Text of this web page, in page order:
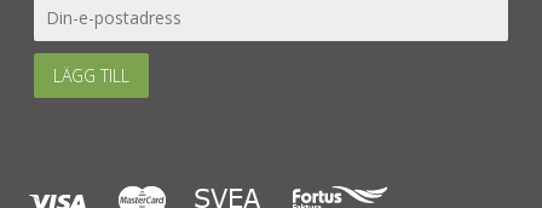
LÄGG TILL